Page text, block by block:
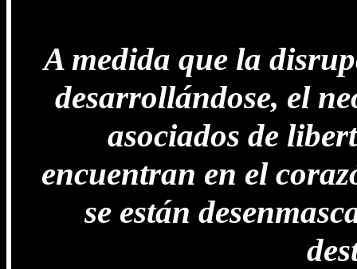
A medida que la
desarrollándose, el
asociados de
encuentran en el
se están